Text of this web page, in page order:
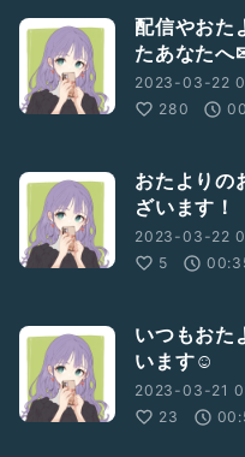
配信やおた
たあなたへ
2023-03-22
280
おたよりの
ざいます！
2023-03-22
5
いつもおた
います☺
2023-03-21
23